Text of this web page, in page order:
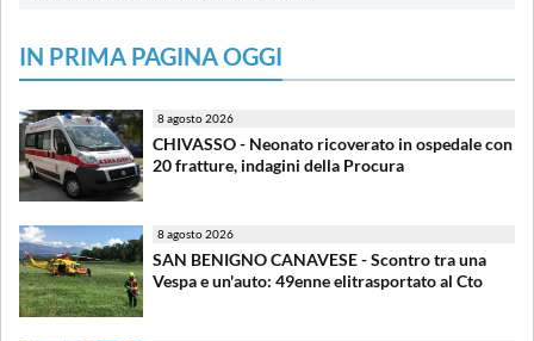
IN PRIMA PAGINA OGGI
8 agosto 2026
CHIVASSO - Neonato ricoverato in ospedale con
20 fratture, indagini della Procura
8 agosto 2026
SAN BENIGNO CANAVESE - Scontro tra una
Vespa e un'auto: 49enne elitrasportato al Cto